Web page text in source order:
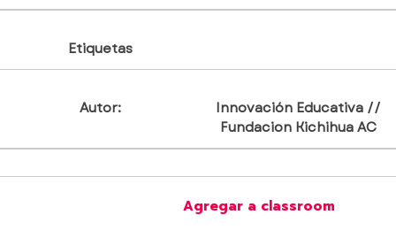
Etiquetas
Autor:
Innovación Educativa //
Fundacion Kichihua AC
Agregar a classroom